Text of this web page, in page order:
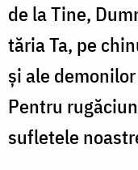
de la Tine,
tăria Ta, pe
şi ale
Pentru
sufletele